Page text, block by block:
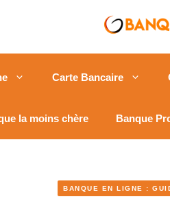
Carte Bancaire
la moins chère Banque
BANQUE EN LIGNE :